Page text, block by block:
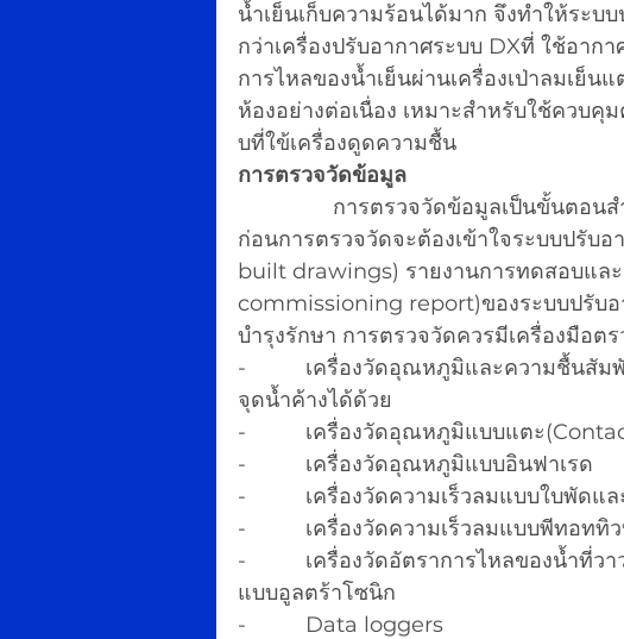
น้ำเย็นเก็บความร้อนได้มาก จึงทำให้ระ
กว่าเครื่องปรับอากาศระบบ DXที่ ใช้อาก
การไหลของน้ำเย็นผ่านเครื่องเป่าลมเย็
ห้องอย่างต่อเนื่อง เหมาะสำหรับใช้ควบ
บที่ใข้เครื่องดูดความชื้น
การตรวจวัดข้อมูล
ก่อนการตรวจวัดจะต้องเข้าใจระบบปรับ
built drawings) รายงานการทดสอบแล
commissioning report)ของระบบปรับ
บำรุงรักษา การตรวจวัดควรมีเครื่องมือต
-          เครื่องวัดอุณหภูมิและความชื้นสั
จุดน้ำค้างได้ด้วย
-          เครื่องวัดอุณหภูมิแบบแตะ
-          เครื่องวัดอุณหภูมิแบบอินฟาเรด
-          เครื่องวัดความเร็วลมแบบใบพัดแ
-          เครื่องวัดความเร็วลมแบบพีทอททิ
-          เครื่องวัดอัตราการไหลของน้ำที่ว
แบบอูลตร้าโซนิก
-          Data loggers